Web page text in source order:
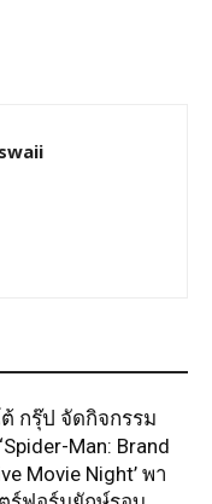
กรุ๊ป จัดกิจกรรม
Man: Brand
Movie Night’ พา